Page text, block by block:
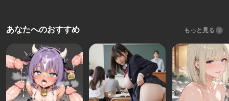
あなたへのおすすめ もっと見る